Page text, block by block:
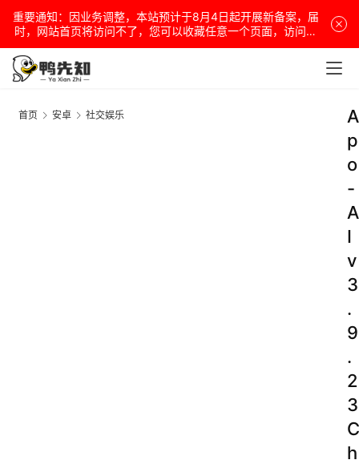
重要通知：因业务调整，本站预计于8月4日起开展新备案，届
时，网站首页将访问不了，您可以收藏任意一个页面，访问网
站！
首页 安卓 社交娱乐
A
p
o
-
A
I
v
3
.
9
.
2
3
C
h